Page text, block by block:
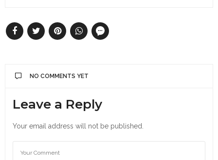
NO COMMENTS YET
Leave a Reply
Your email address will not be published.